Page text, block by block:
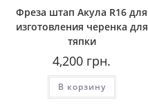
Фреза штап Акула R16 для
изготовления черенка для
тяпки
4,200 грн.
В корзину